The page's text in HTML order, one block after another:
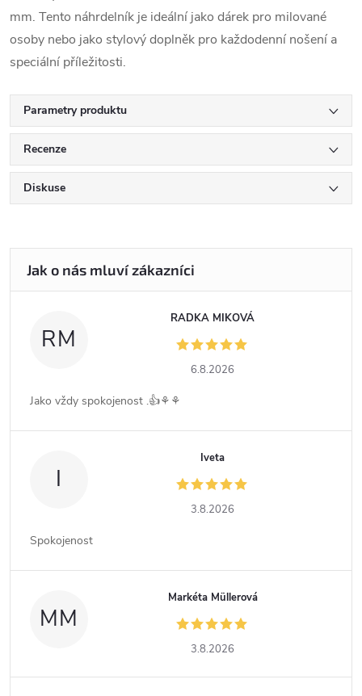
mm. Tento náhrdelník je ideální jako dárek pro milované
osoby nebo jako stylový doplněk pro každodenní nošení a
speciální příležitosti.
Parametry produktu
Recenze
Diskuse
RM
RADKA MIKOVÁ
6.8.2026
Jako vždy spokojenost .👍⚘️⚘️
I
Iveta
3.8.2026
Spokojenost
MM
Markéta Müllerová
3.8.2026